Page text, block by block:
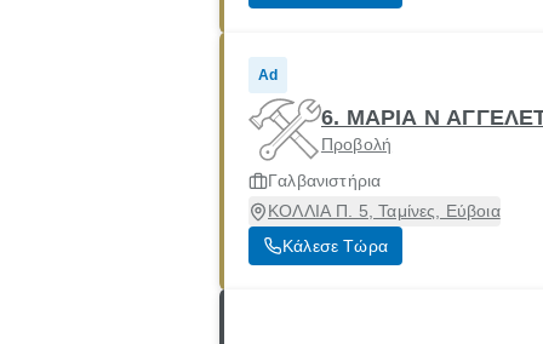
Ad
6. ΜΑΡΙΑ Ν
Προβολή
Γαλβανιστήρια
ΚΟΛΛΙΑ Π. 5, Ταμίνες, Εύβοια
Κάλεσε Τώρα